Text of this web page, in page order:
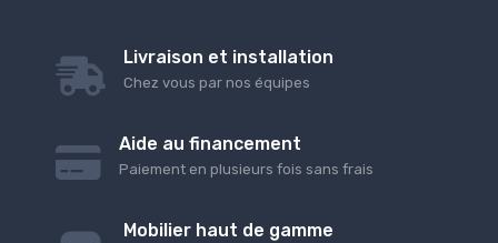
Livraison et installation
Chez vous par nos équipes
Aide au financement
Paiement en plusieurs fois sans frais
Mobilier haut de gamme